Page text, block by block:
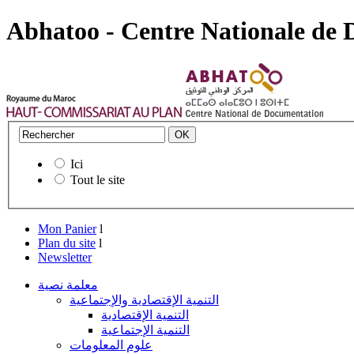
Abhatoo - Centre Nationale de
Ici
Tout le site
Mon Panier l
Plan du site l
Newsletter
معلمة نصية
التنمية الإقتصادية والإجتماعية
التنمية الإقتصادية
التنمية الإجتماعية
علوم المعلومات